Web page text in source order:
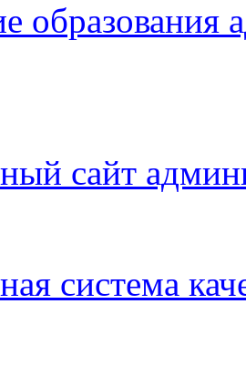
образования
сайт
система